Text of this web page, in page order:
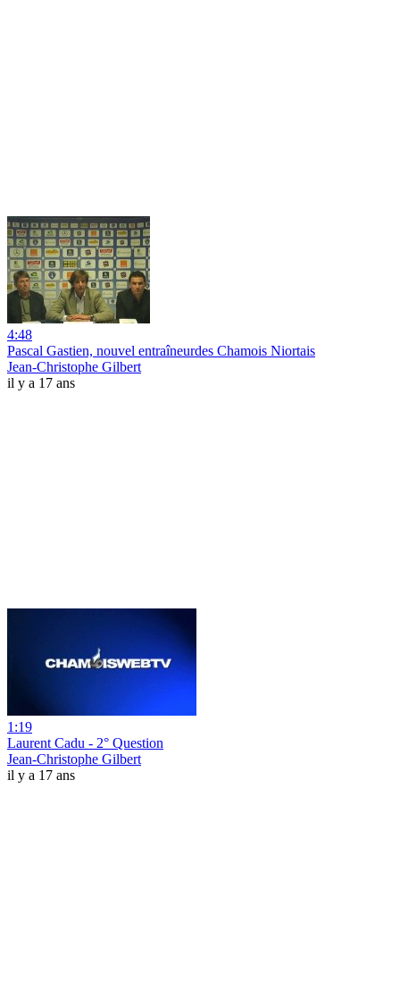
4:48
Pascal Gastien, nouvel entraîneurdes Chamois Niortais
Jean-Christophe Gilbert
il y a 17 ans
1:19
Laurent Cadu - 2° Question
Jean-Christophe Gilbert
il y a 17 ans